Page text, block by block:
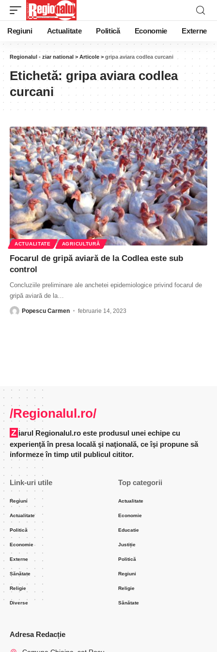
Regiuni Actualitate Politică Economie Externe
Regionalul - ziar national > Articole > gripa aviara codlea curcani
Etichetă: gripa aviara codlea
curcani
ACTUALITATE AGRICULTURĂ
Focarul de gripă aviară de la Codlea este sub
control
Concluziile preliminare ale anchetei epidemiologice privind focarul de
gripă aviară de la
Popescu Carmen februarie 14, 2023
/Regionalul.ro/
Ziarul Regionalul.ro este produsul unei echipe cu
experienţă în presa locală şi naţională, ce îşi propune să
informeze în timp util publicul cititor.
Link-uri utile
Regiuni
Actualitate
Politică
Economie
Externe
Sănătate
Religie
Diverse
Top categorii
Actualitate
Economie
Educatie
Justiție
Politică
Regiuni
Religie
Sănătate
Adresa Redacție